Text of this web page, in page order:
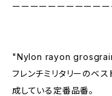
ーーーーーーーーーー
"Nylon rayon
フレンチミリタリーのベ
成している定番品番。